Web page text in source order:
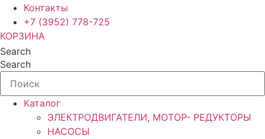
Контакты
+7 (3952) 778-725
КОРЗИНА
Search
Search
Каталог
ЭЛЕКТРОДВИГАТЕЛИ, МОТОР- РЕДУКТОРЫ
НАСОСЫ